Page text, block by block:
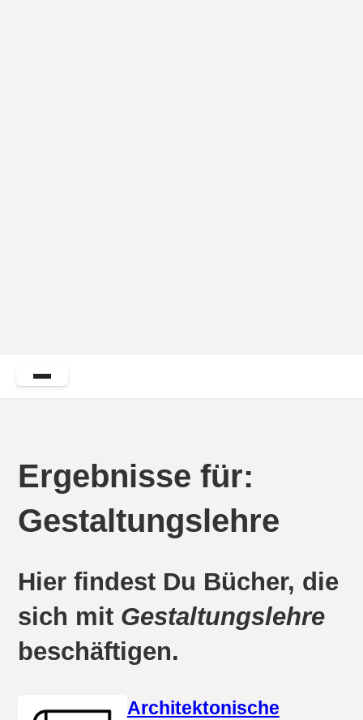
Ergebnisse für:
Gestaltungslehre
Hier findest Du Bücher, die
sich mit Gestaltungslehre
beschäftigen.
Architektonische